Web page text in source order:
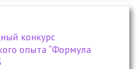
конкурс
опыта “Формула